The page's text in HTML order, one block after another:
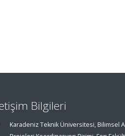
Bilgileri
Karadeniz Teknik Üniversitesi, Bilimsel